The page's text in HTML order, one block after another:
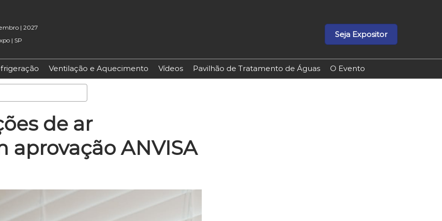
| 2027
| SP
Seja Expositor
Ventilação e Aquecimento Vídeos Pavilhão de Tratamento de Águas O Evento
de ar
ANVISA